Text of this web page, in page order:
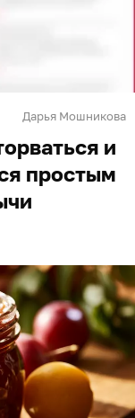
Дарья Мошникова
и
простым